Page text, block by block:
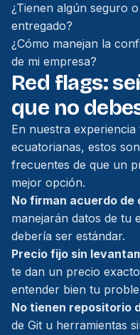
¿Tienen algún seguro
entregado?
¿Cómo manejan la
de mi empresa?
Red flags:
que no
En nuestra
ecuatorianas, estos
frecuentes de que un
mejor opción.
No firman acuerdo de
manejarán datos de tu
debería ser estándar.
Precio fijo sin
te dan un precio
entender bien tu
No tienen repositorio
de Git u herramientas